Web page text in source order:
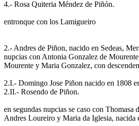
4.- Rosa Quiteria Méndez de Piñón.
entronque con los Lamigueiro
2.- Andres de Piñon, nacido en Sedeas,
nupcias con Antonia Gonzalez de
Mourente y Maria Gonzalez, con
2.I.- Domingo Jose Piñon nacido en 1808
2.II.- Rosendo de Piñon.
en segundas nupcias se caso con Thomasa
Andres Loureiro y Maria da Iglesia, nacida